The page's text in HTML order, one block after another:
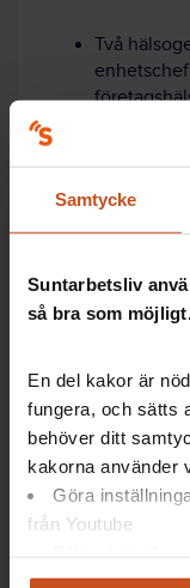
Samtycke
Suntarbetsliv
så bra som
En del kakor är
fungera, och sätts
behöver ditt
kakorna använder
Göra
från Youtube
Analysera trafik
Två
Cheferna
på
Hur arbetar ni
systematiskt med
arbetsmiljön?
hur kan HR stötta?